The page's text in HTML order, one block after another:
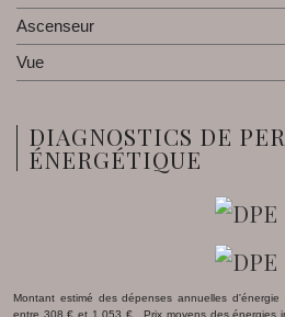
Ascenseur
Vue
DIAGNOSTICS DE
ÉNERGÉTIQUE
Montant estimé des dépenses annuelles
entre 308 € et 1 053 € . Prix moyens des énergies